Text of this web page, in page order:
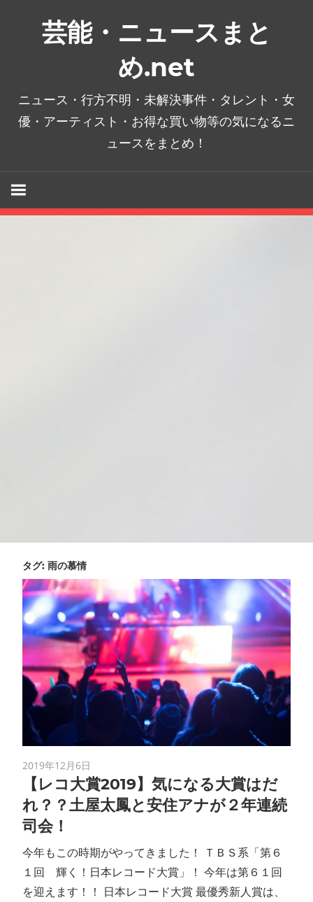
芸能・ニュースまと
め.net
ニュース・行方不明・未解決事件・タレント・女
優・アーティスト・お得な買い物等の気になるニ
ュースをまとめ！
タグ: 雨の慕情
2019年12月6日
【レコ大賞2019】気になる大賞はだ
れ？？土屋太鳳と安住アナが２年連続
司会！
今年もこの時期がやってきました！ ＴＢＳ系「第６
１回 輝く！日本レコード大賞」！ 今年は第６１回
を迎えます！！ 日本レコード大賞 最優秀新人賞は、